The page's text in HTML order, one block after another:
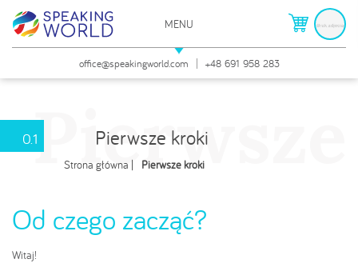
Pierwsze kroki MENU
ZAMKNIJ
office@speakingworld.com +48 691 958 283
0.1 Pierwsze kroki
Strona główna Pierwsze kroki
Od czego zacząć?
Witaj!